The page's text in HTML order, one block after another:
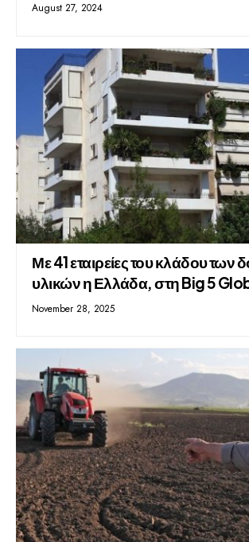
August 27, 2024
Με 41 εταιρείες του κλάδου των
υλικών η Ελλάδα, στη Big 5
November 28, 2025